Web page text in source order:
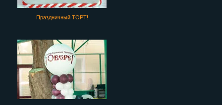
Праздничный ТОРТ!